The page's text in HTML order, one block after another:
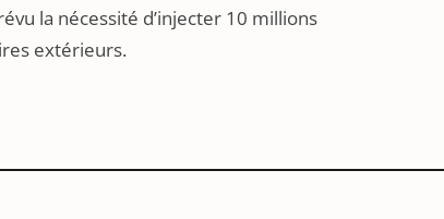
la nécessité d’injecter 10 millions
extérieurs.